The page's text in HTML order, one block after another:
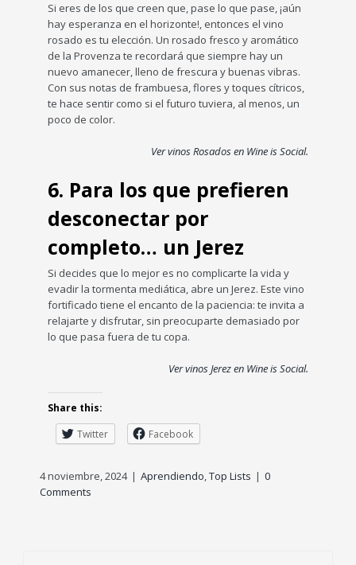
Si eres de los que creen que, pase lo que pase, ¡aún
hay esperanza en el horizonte!, entonces el vino
rosado es tu elección. Un rosado fresco y aromático
de la Provenza te recordará que siempre hay un
nuevo amanecer, lleno de frescura y buenas vibras.
Con sus notas de frambuesa, flores y toques cítricos,
te hace sentir como si el futuro tuviera, al menos, un
poco de color.
Ver vinos Rosados en Wine is Social.
6. Para los que prefieren
desconectar por
completo… un Jerez
Si decides que lo mejor es no complicarte la vida y
evadir la tormenta mediática, abre un Jerez. Este vino
fortificado tiene el encanto de la paciencia: te invita a
relajarte y disfrutar, sin preocuparte demasiado por
lo que pasa fuera de tu copa.
Ver vinos Jerez en Wine is Social.
Share this:
Twitter
Facebook
4 noviembre, 2024 | Aprendiendo,Top Lists | 0
Comments